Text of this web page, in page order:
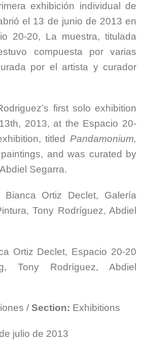
exhibición individual de
el 13 de junio de 2013 en
20-20, La muestra, titulada
compuesta por varias
por el artista y curador
first solo exhibition
2013, at the Espacio 20-
titled Pandamonium,
and was curated by
Segarra.
Bianca Ortiz Declet, Galería
Tony Rodríguez, Abdiel
Ortiz Declet, Espacio 20-20
Tony Rodríguez, Abdiel
/ Section: Exhibitions
julio de 2013